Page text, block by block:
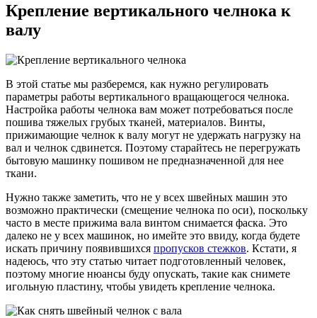
Крепление вертикального челнока к
валу
В этой статье мы разберемся, как нужно регулировать
параметры работы вертикального вращающегося челнока.
Настройка работы челнока вам может потребоваться после
пошива тяжелых грубых тканей, материалов. Винты,
прижимающие челнок к валу могут не удержать нагрузку на
вал и челнок сдвинется. Поэтому старайтесь не перегружать
бытовую машинку пошивом не предназначенной для нее
ткани.
Нужно также заметить, что не у всех швейных машин это
возможно практически (смещение челнока по оси), поскольку
часто в месте прижима вала винтом снимается фаска. Это
далеко не у всех машинок, но имейте это ввиду, когда будете
искать причину появившихся пропусков стежков. Кстати, я
надеюсь, что эту статью читает подготовленный человек,
поэтому многие нюансы буду опускать, такие как снимете
игольную пластину, чтобы увидеть крепление челнока.